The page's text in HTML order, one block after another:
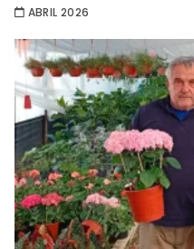
ABRIL 2026